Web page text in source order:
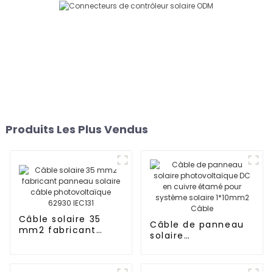
Produits Les Plus Vendus
Câble solaire 35
mm2 fabricant
Câble de panneau
solaire